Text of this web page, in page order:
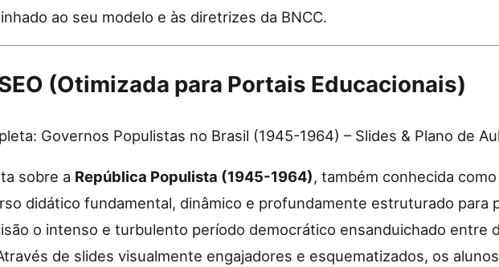
ao seu modelo e às diretrizes da BNCC.
(Otimizada para Portais Educacionais)
Governos Populistas no Brasil (1945-1964) – Slides & Plano de
sobre a República Populista (1945-1964), também conhecida
didático fundamental, dinâmico e profundamente estruturado para
o intenso e turbulento período democrático ensanduichado entre
de slides visualmente engajadores e esquematizados, os